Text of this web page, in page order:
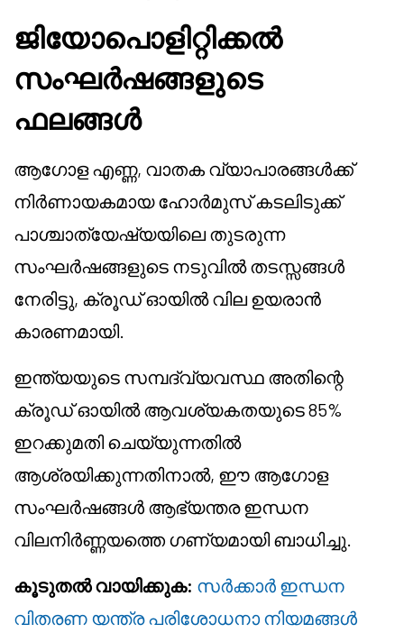
ജിയോപൊളിറ്റിക്കൽ
സംഘർഷങ്ങളുടെ
ഫലങ്ങൾ
ആഗോള എണ്ണ, വാതക വ്യാപാരങ്ങൾക്ക്
നിർണായകമായ ഹോർമുസ് കടലിടുക്ക്
പാശ്ചാത്യേഷ്യയിലെ തുടരുന്ന
സംഘർഷങ്ങളുടെ നടുവിൽ തടസ്സങ്ങൾ
നേരിട്ടു, ക്രൂഡ് ഓയിൽ വില ഉയരാൻ
കാരണമായി.
ഇന്ത്യയുടെ സമ്പദ്‌വ്യവസ്ഥ അതിന്റെ
ക്രൂഡ് ഓയിൽ ആവശ്യകതയുടെ 85%
ഇറക്കുമതി ചെയ്യുന്നതിൽ
ആശ്രയിക്കുന്നതിനാൽ, ഈ ആഗോള
സംഘർഷങ്ങൾ ആഭ്യന്തര ഇന്ധന
വിലനിർണ്ണയത്തെ ഗണ്യമായി ബാധിച്ചു.
കൂടുതൽ വായിക്കുക: സർക്കാർ ഇന്ധന
വിതരണ യന്ത്ര പരിശോധനാ നിയമങ്ങൾ